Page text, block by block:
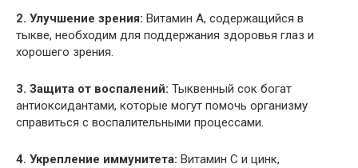
2. Улучшение зрения: Витамин А, содержащийся в
тыкве, необходим для поддержания здоровья глаз и
хорошего зрения.
3. Защита от воспалений: Тыквенный сок богат
антиоксидантами, которые могут помочь организму
справиться с воспалительными процессами.
4. Укрепление иммунитета: Витамин С и цинк,